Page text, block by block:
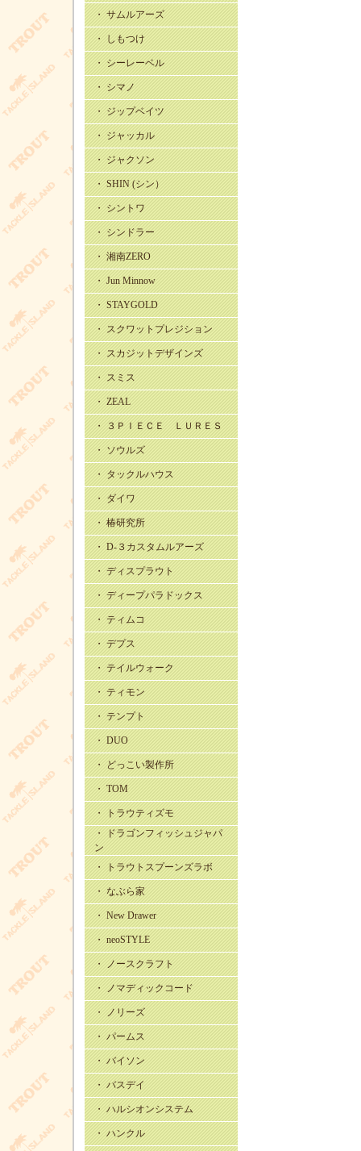
・ サムルアーズ
・ しもつけ
・ シーレーベル
・ シマノ
・ ジップベイツ
・ ジャッカル
・ ジャクソン
・ SHIN (シン）
・ シントワ
・ シンドラー
・ 湘南ZERO
・ Jun Minnow
・ STAYGOLD
・ スクワットプレジション
・ スカジットデザインズ
・ スミス
・ ZEAL
・ ３ＰＩＥＣＥ ＬＵＲＥＳ
・ ソウルズ
・ タックルハウス
・ ダイワ
・ 椿研究所
・ D-３カスタムルアーズ
・ ディスプラウト
・ ディープパラドックス
・ ティムコ
・ デプス
・ テイルウォーク
・ ティモン
・ テンプト
・ DUO
・ どっこい製作所
・ TOM
・ トラウティズモ
・ ドラゴンフィッシュジャパ
ン
・ トラウトスプーンズラボ
・ なぶら家
・ New Drawer
・ neoSTYLE
・ ノースクラフト
・ ノマディックコード
・ ノリーズ
・ パームス
・ バイソン
・ バスデイ
・ ハルシオンシステム
・ ハンクル